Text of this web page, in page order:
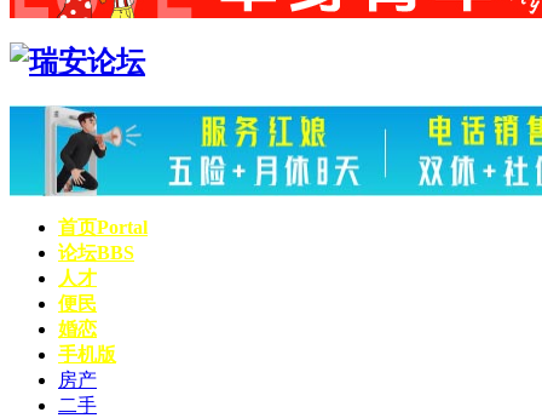
首页Portal
论坛BBS
人才
便民
婚恋
手机版
房产
二手